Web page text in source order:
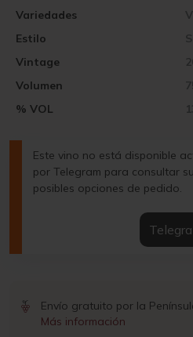
Vintage
Volumen
% VOL
Variedades
Estilo
Este vino no está disponible
por Telegram para consultar
posibles opciones de pedido.
Envío gratuito por la
Más información